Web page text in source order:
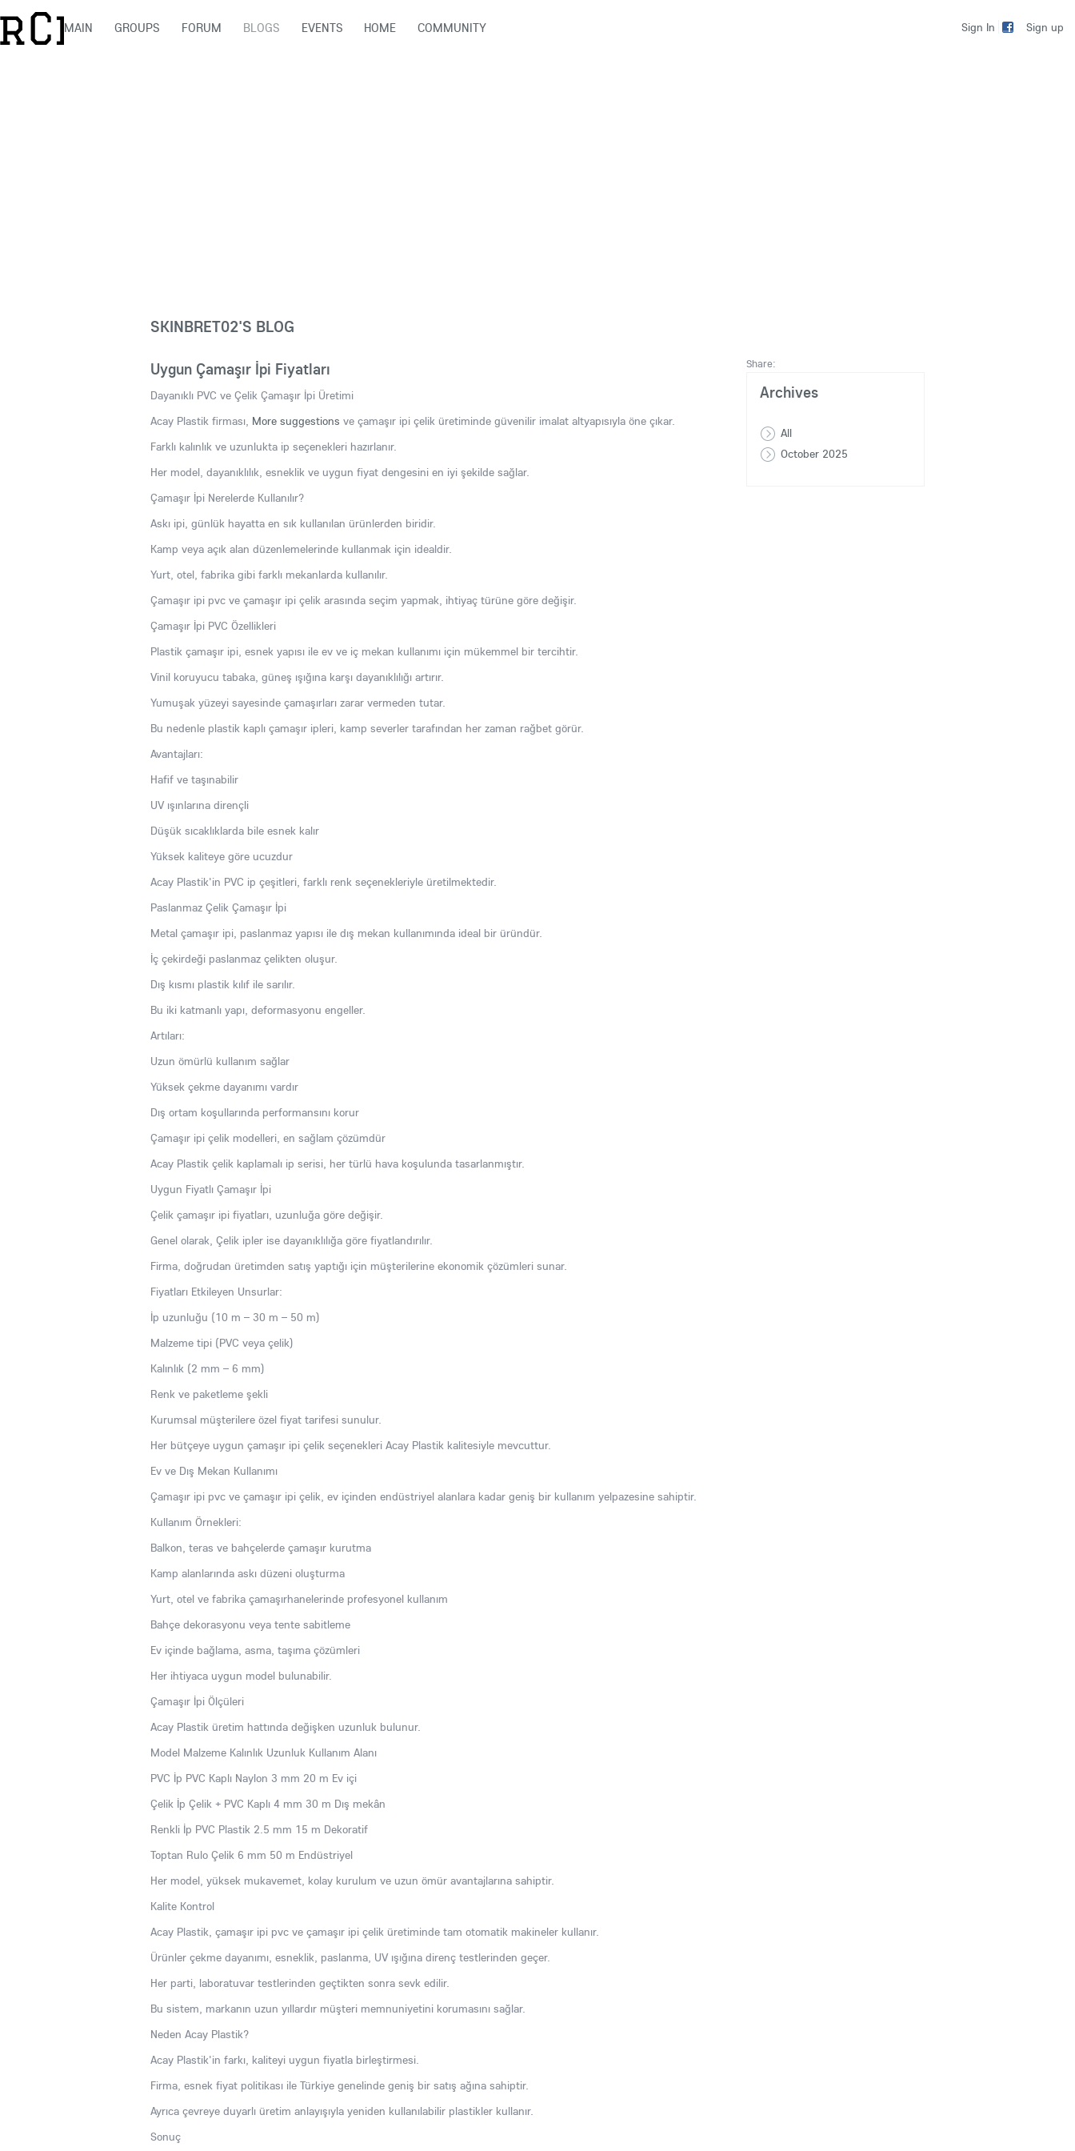
Sign In Sign up
MAIN GROUPS FORUM BLOGS EVENTS HOME COMMUNITY
SKINBRET02'S BLOG
Uygun Çamaşır İpi Fiyatları
Dayanıklı PVC ve Çelik Çamaşır İpi Üretimi
Acay Plastik firması, More suggestions ve çamaşır ipi çelik üretiminde güvenilir imalat altyapısıyla öne çıkar.
Farklı kalınlık ve uzunlukta ip seçenekleri hazırlanır.
Her model, dayanıklılık, esneklik ve uygun fiyat dengesini en iyi şekilde sağlar.
Çamaşır İpi Nerelerde Kullanılır?
Askı ipi, günlük hayatta en sık kullanılan ürünlerden biridir.
Kamp veya açık alan düzenlemelerinde kullanmak için idealdir.
Yurt, otel, fabrika gibi farklı mekanlarda kullanılır.
Çamaşır ipi pvc ve çamaşır ipi çelik arasında seçim yapmak, ihtiyaç türüne göre değişir.
Çamaşır İpi PVC Özellikleri
Plastik çamaşır ipi, esnek yapısı ile ev ve iç mekan kullanımı için mükemmel bir tercihtir.
Vinil koruyucu tabaka, güneş ışığına karşı dayanıklılığı artırır.
Yumuşak yüzeyi sayesinde çamaşırları zarar vermeden tutar.
Bu nedenle plastik kaplı çamaşır ipleri, kamp severler tarafından her zaman rağbet görür.
Avantajları:
Hafif ve taşınabilir
UV ışınlarına dirençli
Düşük sıcaklıklarda bile esnek kalır
Yüksek kaliteye göre ucuzdur
Acay Plastik'in PVC ip çeşitleri, farklı renk seçenekleriyle üretilmektedir.
Paslanmaz Çelik Çamaşır İpi
Metal çamaşır ipi, paslanmaz yapısı ile dış mekan kullanımında ideal bir üründür.
İç çekirdeği paslanmaz çelikten oluşur.
Dış kısmı plastik kılıf ile sarılır.
Bu iki katmanlı yapı, deformasyonu engeller.
Artıları:
Uzun ömürlü kullanım sağlar
Yüksek çekme dayanımı vardır
Dış ortam koşullarında performansını korur
Çamaşır ipi çelik modelleri, en sağlam çözümdür
Acay Plastik çelik kaplamalı ip serisi, her türlü hava koşulunda tasarlanmıştır.
Uygun Fiyatlı Çamaşır İpi
Çelik çamaşır ipi fiyatları, uzunluğa göre değişir.
Genel olarak, Çelik ipler ise dayanıklılığa göre fiyatlandırılır.
Firma, doğrudan üretimden satış yaptığı için müşterilerine ekonomik çözümleri sunar.
Fiyatları Etkileyen Unsurlar:
İp uzunluğu (10 m – 30 m – 50 m)
Malzeme tipi (PVC veya çelik)
Kalınlık (2 mm – 6 mm)
Renk ve paketleme şekli
Kurumsal müşterilere özel fiyat tarifesi sunulur.
Her bütçeye uygun çamaşır ipi çelik seçenekleri Acay Plastik kalitesiyle mevcuttur.
Ev ve Dış Mekan Kullanımı
Çamaşır ipi pvc ve çamaşır ipi çelik, ev içinden endüstriyel alanlara kadar geniş bir kullanım yelpazesine sahiptir.
Kullanım Örnekleri:
Balkon, teras ve bahçelerde çamaşır kurutma
Kamp alanlarında askı düzeni oluşturma
Yurt, otel ve fabrika çamaşırhanelerinde profesyonel kullanım
Bahçe dekorasyonu veya tente sabitleme
Ev içinde bağlama, asma, taşıma çözümleri
Her ihtiyaca uygun model bulunabilir.
Çamaşır İpi Ölçüleri
Acay Plastik üretim hattında değişken uzunluk bulunur.
Model Malzeme Kalınlık Uzunluk Kullanım Alanı
PVC İp PVC Kaplı Naylon 3 mm 20 m Ev içi
Çelik İp Çelik + PVC Kaplı 4 mm 30 m Dış mekân
Renkli İp PVC Plastik 2.5 mm 15 m Dekoratif
Toptan Rulo Çelik 6 mm 50 m Endüstriyel
Her model, yüksek mukavemet, kolay kurulum ve uzun ömür avantajlarına sahiptir.
Kalite Kontrol
Acay Plastik, çamaşır ipi pvc ve çamaşır ipi çelik üretiminde tam otomatik makineler kullanır.
Ürünler çekme dayanımı, esneklik, paslanma, UV ışığına direnç testlerinden geçer.
Her parti, laboratuvar testlerinden geçtikten sonra sevk edilir.
Bu sistem, markanın uzun yıllardır müşteri memnuniyetini korumasını sağlar.
Neden Acay Plastik?
Acay Plastik'in farkı, kaliteyi uygun fiyatla birleştirmesi.
Firma, esnek fiyat politikası ile Türkiye genelinde geniş bir satış ağına sahiptir.
Ayrıca çevreye duyarlı üretim anlayışıyla yeniden kullanılabilir plastikler kullanır.
Sonuç
Share:
Archives
All
October 2025